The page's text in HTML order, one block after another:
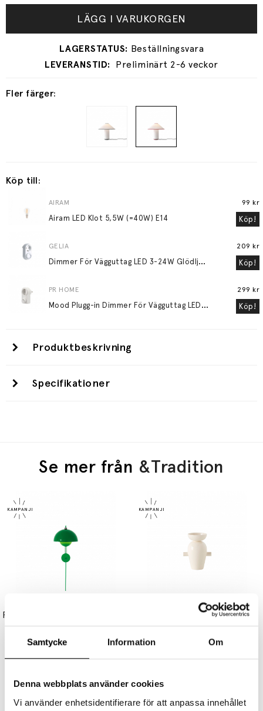
Samtycke Information Om
Denna webbplats använder cookies
Vi använder enhetsidentifierare för att anpassa innehållet
Fler färger:
LÄGG I VARUKORGEN
Preliminärt 2-6 veckor
Köp till:
AIRAM
Airam LED Klot 5,5W (=40W) E14
99 kr
Köp!
GELIA
D
immer För Vägguttag LED 3-24W Glödljus 30-200W
209 kr
Köp!
PR HOME
M
ood Plugg-in Dimmer För Vägguttag LED 3-24W Glödljus 30-200W Vit
299 kr
Köp!
Produktbeskrivning
Specifikationer
Se mer från &Tradition
3725 kr 2980 kr
Momento Vas JH40 Cream
1335 kr 1068 kr